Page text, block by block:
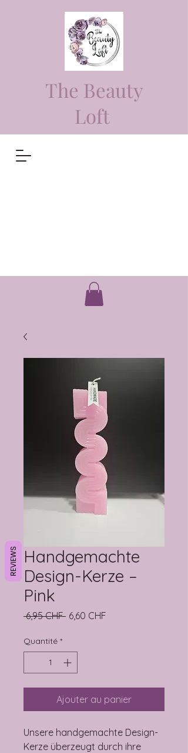
The Beauty
Loft
Handgemachte
Design-Kerze –
Pink
6,95 CHF Prix original
6,60 CHF
Quantité *
Ajouter au panier
Unsere handgemachte Design-
Kerze überzeugt durch ihre
REVIEWS